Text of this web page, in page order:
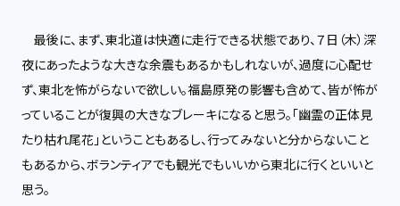
最後に、まず、東北道は快適に走行できる状態であり、７日（木）深
夜にあったような大きな余震もあるかもしれないが、過度に心配せ
ず、東北を怖がらないで欲しい。福島原発の影響も含めて、皆が怖が
っていることが復興の大きなブレーキになると思う。「幽霊の正体見
たり枯れ尾花」ということもあるし、行ってみないと分からないこと
もあるから、ボランティアでも観光でもいいから東北に行くといいと
思う。